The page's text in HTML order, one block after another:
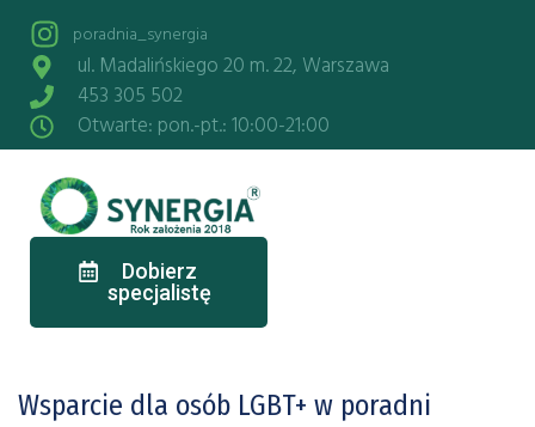
poradnia_synergia
ul. Madalińskiego 20 m. 22, Warszawa
453 305 502
Otwarte: pon.-pt.: 10:00-21:00
Dobierz
specjalistę
Wsparcie dla osób LGBT+ w poradni